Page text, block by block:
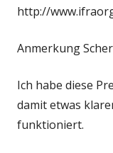
http://
Anmerkung
Ich habe diese
damit etwas
funktioniert.